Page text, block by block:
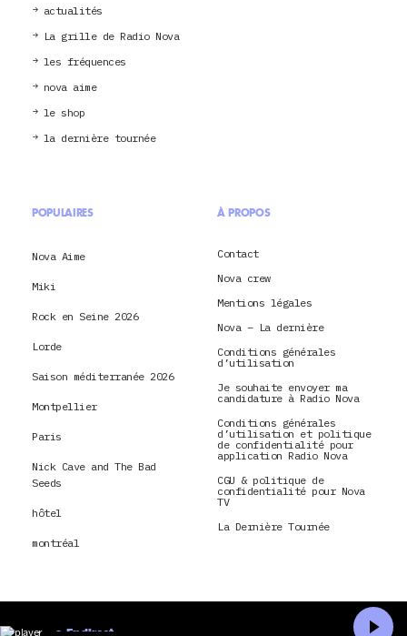
actualités
La grille de Radio Nova
les fréquences
nova aime
le shop
la dernière tournée
POPULAIRES
Nova Aime
Miki
Rock en Seine 2026
Lorde
Saison méditerranée 2026
Montpellier
Paris
Nick Cave and The Bad
Seeds
hôtel
montréal
À PROPOS
Contact
Nova crew
Mentions légales
Nova – La dernière
Conditions générales
d’utilisation
Je souhaite envoyer ma
candidature à Radio Nova
Conditions générales
d’utilisation et politique
de confidentialité pour
application Radio Nova
CGU & politique de
confidentialité pour Nova
TV
La Dernière Tournée
En direct